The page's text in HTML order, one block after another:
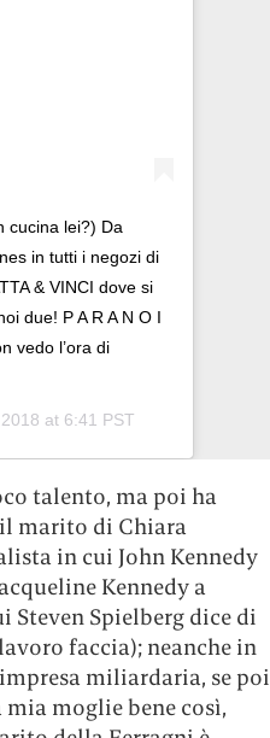
cucina lei?) Da
in tutti i negozi di
& VINCI dove si
due! P A R A N O I
vedo l’ora di
at 6:41 PST
talento, ma poi ha
marito di Chiara
in cui John Kennedy
Kennedy a
Steven Spielberg dice di
faccia); neanche in
miliardaria, se poi
moglie bene così,